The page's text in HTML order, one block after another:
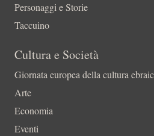
Personaggi e Storie
Taccuino
Cultura e Società
Giornata europea della cultura
Arte
Economia
Eventi